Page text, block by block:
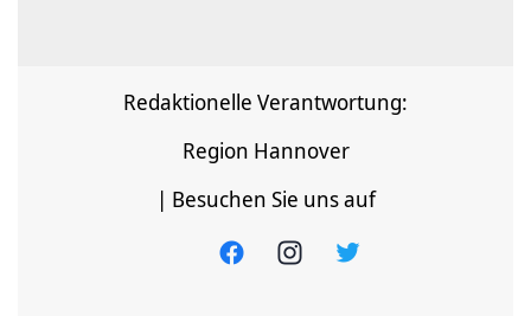
Redaktionelle Verantwortung:
Region Hannover
| Besuchen Sie uns auf